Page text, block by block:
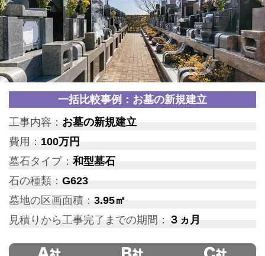
一括比較事例：お墓の新規建立
工事内容： お墓の新規建立
費用： 100万円
墓石タイプ：和型墓石
石の種類： G623
墓地の区画面積： 3.95㎡
見積りから工事完了までの期間： ３ヵ月